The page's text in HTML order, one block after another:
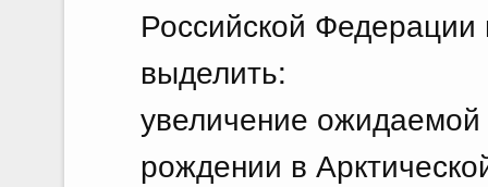
Российской
выделить:
увеличение
рождении в